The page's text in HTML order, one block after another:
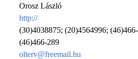
Orosz László
http://
(30)4038875; (20)4564996;
(46)466-289
olterv@freemail.hu